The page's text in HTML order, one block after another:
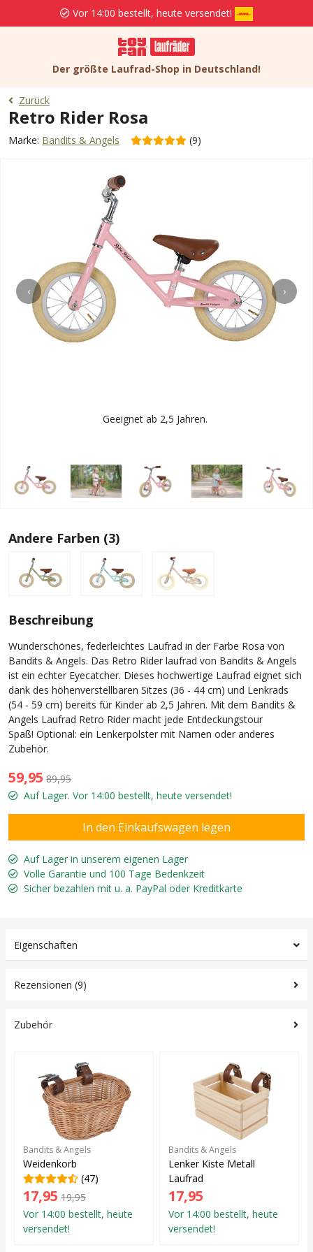
Vor 14:00 bestellt, heute versendet!
Der größte Laufrad-Shop in Deutschland!
Zurück
Retro Rider Rosa
Marke: Bandits & Angels (9)
‹ ›
Geeignet ab 2,5 Jahren.
Andere Farben (3)
Beschreibung
Wunderschönes, federleichtes Laufrad in der Farbe Rosa von
Bandits & Angels. Das Retro Rider laufrad von Bandits & Angels
ist ein echter Eyecatcher. Dieses hochwertige Laufrad eignet sich
dank des höhenverstellbaren Sitzes (36 - 44 cm) und Lenkrads
(54 - 59 cm) bereits für Kinder ab 2,5 Jahren. Mit dem Bandits &
Angels Laufrad Retro Rider macht jede Entdeckungstour
Spaß! Optional: ein Lenkerpolster mit Namen oder anderes
Zubehör.
59,95 89,95
Auf Lager. Vor 14:00 bestellt, heute versendet!
Auf Lager in unserem eigenen Lager
Volle Garantie und 100 Tage Bedenkzeit
Sicher bezahlen mit u. a. PayPal oder Kreditkarte
Eigenschaften
Rezensionen (9)
Zubehör
Bandits & Angels
Weidenkorb
(47)
17,95 19,95
Vor 14:00 bestellt, heute
versendet!
Bandits & Angels
Lenker Kiste Metall
Laufrad
17,95
Vor 14:00 bestellt, heute
versendet!